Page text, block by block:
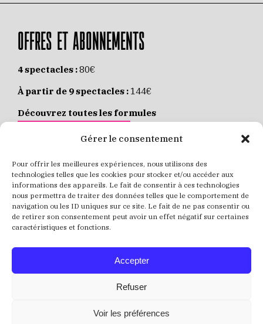
Gérer le consentement
Pour offrir les meilleures expériences, nous utilisons des
technologies telles que les cookies pour stocker et/ou accéder aux
informations des appareils. Le fait de consentir à ces technologies
nous permettra de traiter des données telles que le comportement de
navigation ou les ID uniques sur ce site. Le fait de ne pas consentir ou
de retirer son consentement peut avoir un effet négatif sur certaines
caractéristiques et fonctions.
Accepter
Refuser
Voir les préférences
OFFRES ET ABONNEMENTS
4 spectacles :80€
À partir de 9 spectacles : 144€
Découvrez toutes les formules
JE M’ABONNE EN LIGNE
Places individuelles :de 8 à 35€
Achetez vos places
JE RÉSERVE MES PLACES